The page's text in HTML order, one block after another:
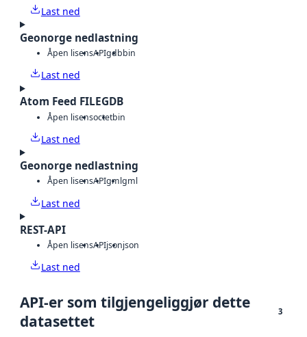
Last ned
Geonorge nedlastning
Åpen lisensAPIgdbbin
Last ned
Atom Feed FILEGDB
Åpen lisensoctetbin
Last ned
Geonorge nedlastning
Åpen lisensAPIgmlgml
Last ned
REST-API
Åpen lisensAPIjsonjson
Last ned
API-er som tilgjengeliggjør dette
datasettet
3